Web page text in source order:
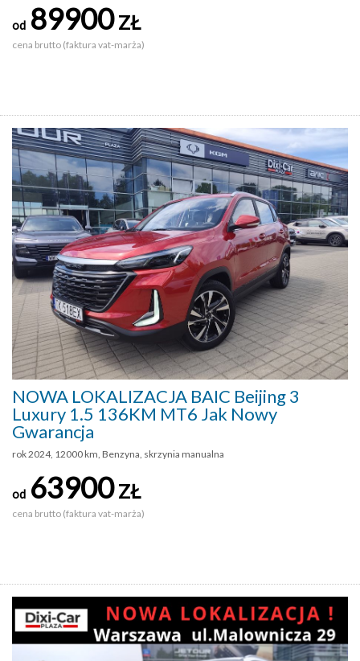
od 89900ZŁ
cena brutto (faktura vat-marża)
NOWA LOKALIZACJA BAIC Beijing 3
Luxury 1.5 136KM MT6 Jak Nowy
Gwarancja
rok 2024, 12000 km, Benzyna, skrzynia manualna
od 63900ZŁ
cena brutto (faktura vat-marża)